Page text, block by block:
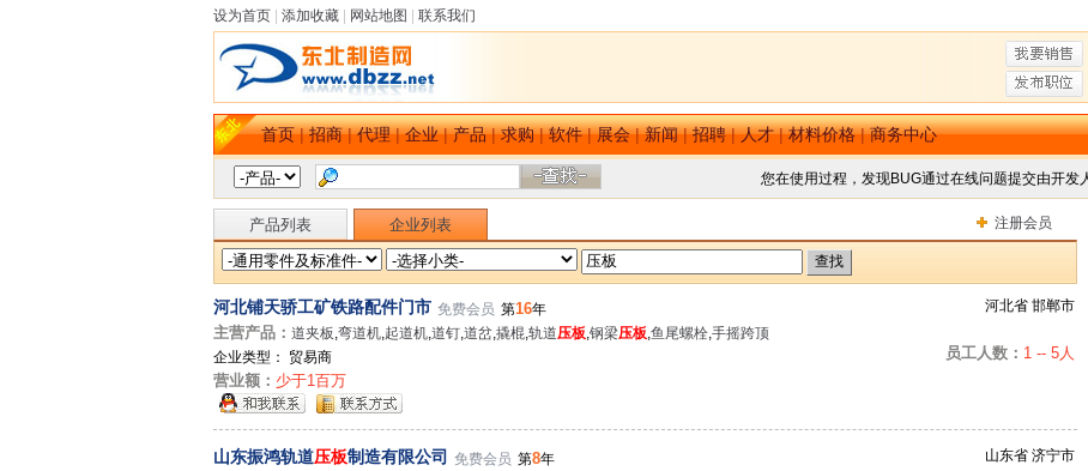
设为首页 添加收藏 网站地图 联系我们
首页|招商|代理|企业|产品|求购|软件|展会|新闻|招聘|人才|材料价格|商务中心
您在使用过程，发现BUG通过在线问题提交由开发
产品列表 企业列表 注册会员
河北铺天骄工矿铁路配件门市 免费会员 第16年
主营产品： 道夹板,弯道机,起道机,道钉,道岔,撬棍,轨道压板,钢梁压板,鱼尾螺栓,手摇跨顶
企业类型： 贸易商
营业额： 少于1百万
河北省 邯郸市
员工人数： 1 -- 5人
山东振鸿轨道压板制造有限公司 免费会员 第8年 山东省 济宁市